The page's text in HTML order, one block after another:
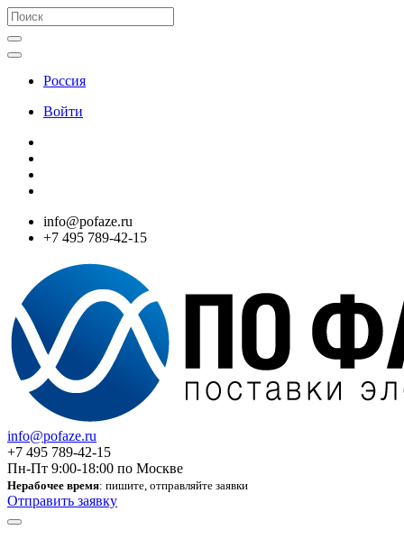
Россия
Войти
info@pofaze.ru
+7 495 789-42-15
info@pofaze.ru
+7 495 789-42-15
Пн-Пт 9:00-18:00 по Москве
Нерабочее время: пишите, отправляйте заявки
Отправить заявку